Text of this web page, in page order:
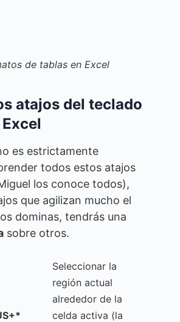
de tablas en Excel
atajos del teclado
es estrictamente
todos estos atajos
los conoce todos),
que agilizan mucho el
dominas, tendrás una
sobre otros.
Seleccionar la
región actual
alrededor de la
celda activa (la